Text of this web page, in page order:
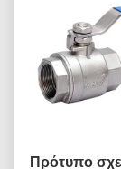
Πρότυπο